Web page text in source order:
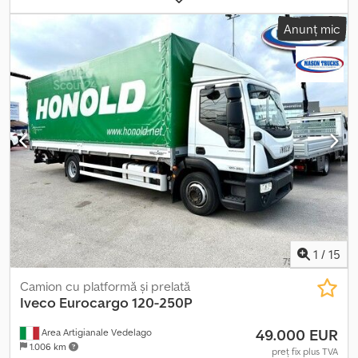
automat, clasă de emisii:Euro 6, suspensie:oțel-aer, An de
fabricație:
aer condiționat
, AUTOCAMION IVECO
Dedpezizdmsfx Apiekr EUROCARGO CUBE 120-220 (COD INTERN
PM2184) DESCRIERE – Autocamion în stare generală foarte bună,
echipat cu instalație nouă de tip cârlig marca BOB Italev T10
pentru containere de 4,30 metri, 2 axe, 4x2, transmisie automată,
Euro 6, suspensii pneumatice spate, aer condiționat. Posibilitate
container începând de la € 4.000,00 + TVA POSIBILITATE DE
FINANȚARE ȘI LEASING Motor – IVECO Km – 407.000 An – 2017
Cilindree – 5.880 cm³ Greutate maximă autorizată – 12.000 kg
Putere netă – 220 CP – 160 kW Ampatament – 3.330 mm Preț :
58.000,00 € + TVA
Anunț mic
1 / 15
Area Artigianale Vedelago
1.006 km
Camion cu platformă și prelată
Iveco Eurocargo 120-250P
49.000 EUR
preț fix plus TVA